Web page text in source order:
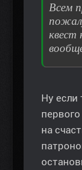
Всем
квест
Ну если
на